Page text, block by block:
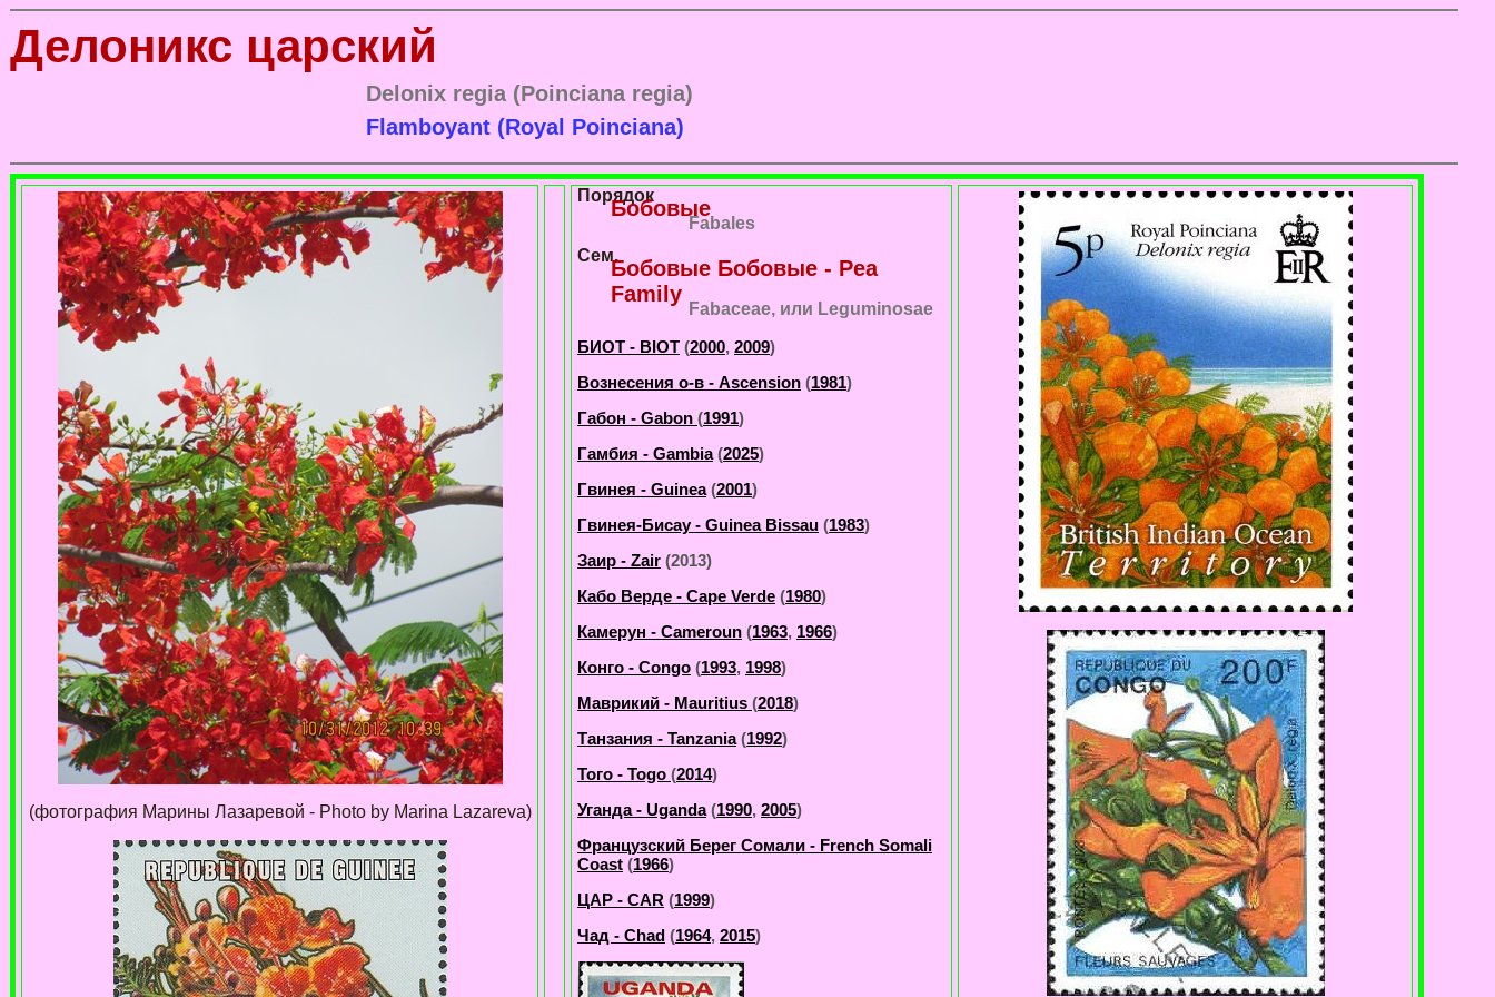
Делоникс царский
Delonix regia (Poinciana regia)
Flamboyant (Royal Poinciana)
(фотография Марины Лазаревой - Photo by Marina Lazareva)
Порядок
Бобовые
Fabales
Сем.
Бобовые Бобовые - Pea
Family
Fabaceae, или Leguminosae
БИОТ - BIOT (2000, 2009)
Вознесения о-в - Ascension (1981)
Габон - Gabon (1991)
Гамбия - Gambia(2025)
Гвинея - Guinea(2001)
Гвинея-Бисау - Guinea Bissau (1983)
Заир - Zair (2013)
Кабо Верде - Cape Verde (1980)
Камерун - Cameroun (1963, 1966)
Конго - Congo (1993, 1998)
Маврикий - Mauritius (2018)
Танзания - Tanzania(1992)
Того - Togo (2014)
Уганда - Uganda(1990, 2005)
Французский Берег Сомали - French Somali
Coast (1966)
ЦАР - CAR (1999)
Чад - Chad (1964, 2015)